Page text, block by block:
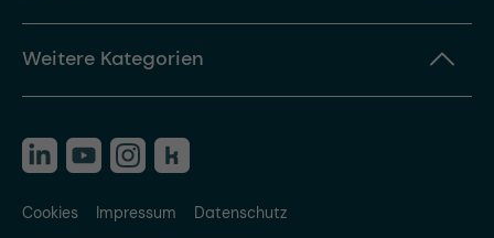
Weitere Kategorien
Cookies Impressum
Datenschutz